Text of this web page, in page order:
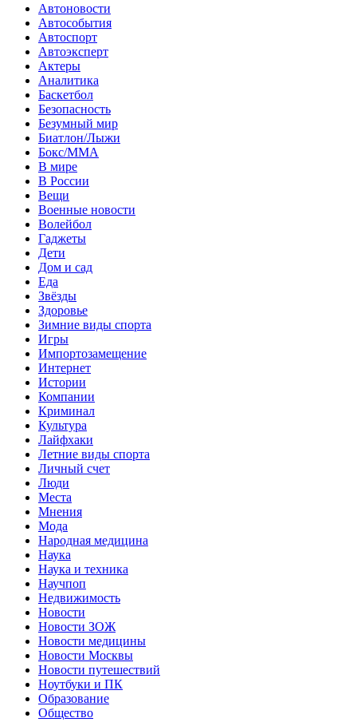
Автоновости
Автособытия
Автоспорт
Автоэксперт
Актеры
Аналитика
Баскетбол
Безопасность
Безумный мир
Биатлон/Лыжи
Бокс/MMA
В мире
В России
Вещи
Военные новости
Волейбол
Гаджеты
Дети
Дом и сад
Еда
Звёзды
Здоровье
Зимние виды спорта
Игры
Импортозамещение
Интернет
Истории
Компании
Криминал
Культура
Лайфхаки
Летние виды спорта
Личный счет
Люди
Места
Мнения
Мода
Народная медицина
Наука
Наука и техника
Научпоп
Недвижимость
Новости
Новости ЗОЖ
Новости медицины
Новости Москвы
Новости путешествий
Ноутбуки и ПК
Образование
Общество